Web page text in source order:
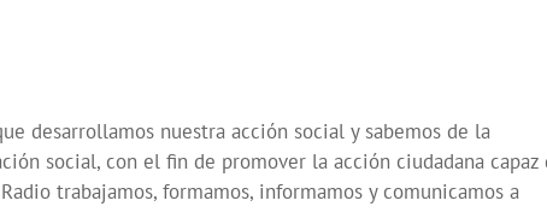
desarrollamos nuestra acción social y sabemos de la
social, con el fin de promover la acción ciudadana capaz
trabajamos, formamos, informamos y comunicamos a